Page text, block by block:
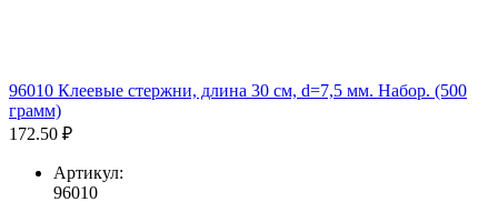
96010 Клеевые стержни, длина 30 см, d=7,5 мм. Набор. (500
грамм)
172.50 ₽
Артикул:
96010